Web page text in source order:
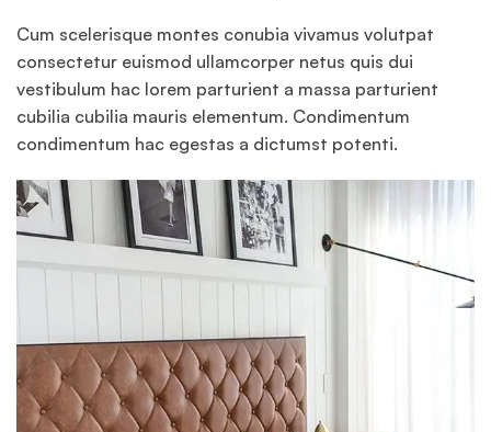
Cum scelerisque montes conubia vivamus volutpat
consectetur euismod ullamcorper netus quis dui
vestibulum hac lorem parturient a massa parturient
cubilia cubilia mauris elementum. Condimentum
condimentum hac egestas a dictumst potenti.